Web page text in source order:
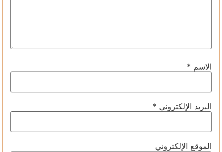
الاسم *
البريد الإلكتروني *
الموقع الإلكتروني